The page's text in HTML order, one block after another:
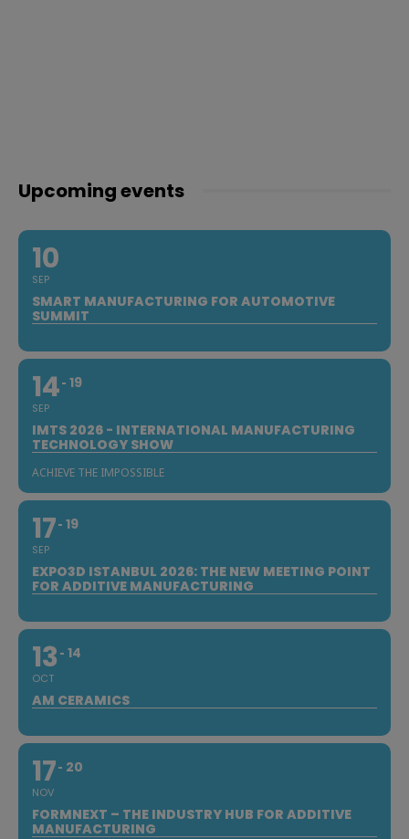
Upcoming events
10
SEP
SMART MANUFACTURING FOR AUTOMOTIVE
SUMMIT
14
SEP
19
IMTS 2026 - INTERNATIONAL MANUFACTURING
TECHNOLOGY SHOW
ACHIEVE THE IMPOSSIBLE
17
SEP
19
EXPO3D ISTANBUL 2026: THE NEW MEETING POINT
FOR ADDITIVE MANUFACTURING
13
OCT
14
AM CERAMICS
17
NOV
20
FORMNEXT – THE INDUSTRY HUB FOR ADDITIVE
MANUFACTURING